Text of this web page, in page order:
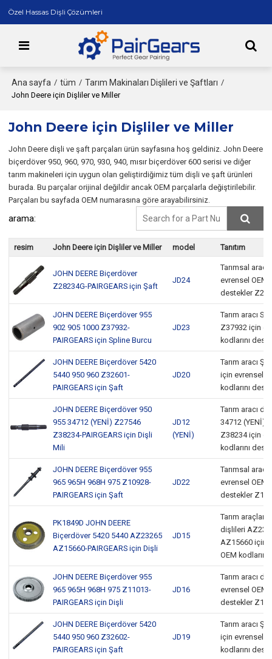
Özel Hassas Dişli Çözümleri
Ana sayfa / tüm / Tarım Makinaları Dişlileri ve Şaftları /
John Deere için Dişliler ve Miller
John Deere için Dişliler ve Miller
John Deere dişli ve şaft parçaları ürün sayfasına hoş geldiniz. John Deere
biçerdöver 950, 960, 970, 930, 940, mısır biçerdöver 600 serisi ve diğer
tarım makineleri için uygun olan geliştirdiğimiz tüm dişli ve şaft ürünleri
burada. Bu parçalar orijinal değildir ancak OEM parçalarla değiştirilebilir.
Parçaları bu sayfada OEM numarasına göre arayabilirsiniz.
arama:
resim John Deere için Dişliler ve Miller model Tanıtım
JOHN DEERE Biçerdöver
Z28234G-PAIRGEARS için Şaft
JD24
Tarımsal araç
evrensel OEM
destekler
JOHN DEERE Biçerdöver 955
902 905 1000 Z37932-
PAIRGEARS için Spline Burcu
JD23
Tarım aracı
Z37932 için
kodlarını
JOHN DEERE Biçerdöver 5420
5440 950 960 Z32601-
PAIRGEARS için Şaft
JD20
Tarım aracı
için evrensel
kodlarını
JOHN DEERE Biçerdöver 950
955 34712 (YENİ) Z27546
Z38234-PAIRGEARS için Dişli
Mili
JD12
(YENİ)
Tarım aracı
34712 (YENİ),
Z38234 için
kodlarını
JOHN DEERE Biçerdöver 955
965 965H 968H 975 Z10928-
PAIRGEARS için Şaft
JD22
Tarımsal araç
evrensel OEM
destekler
PK1849D JOHN DEERE
Biçerdöver 5420 5440 AZ23265
AZ15660-PAIRGEARS için Dişli
JD15
Tarım araçları
dişlileri
AZ15660 için
OEM
JOHN DEERE Biçerdöver 955
965 965H 968H 975 Z11013-
PAIRGEARS için Dişli
JD16
Tarım aracı
evrensel OEM
destekler
JOHN DEERE Biçerdöver 5420
5440 950 960 Z32602-
PAIRGEARS için Şaft
JD19
Tarım aracı
için evrensel
kodlarını